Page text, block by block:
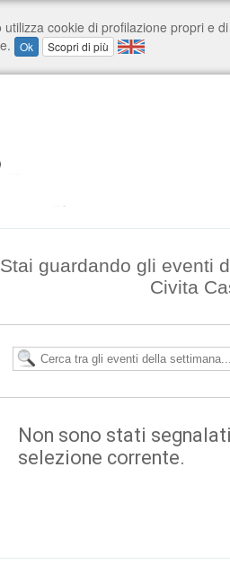
Stai guardando gli eventi
Civita
Non sono stati
selezione corrente.